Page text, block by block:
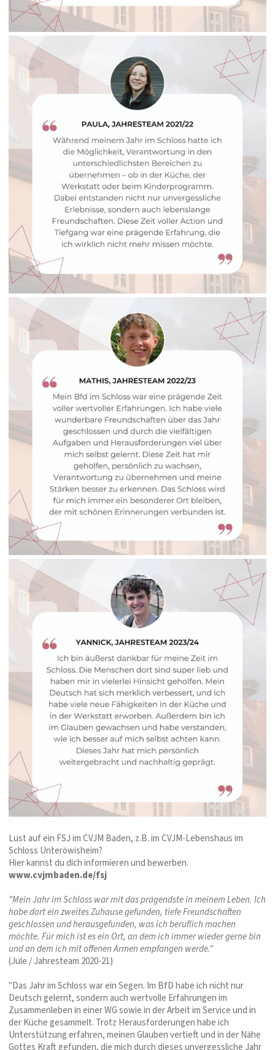
Lust auf ein FSJ im CVJM Baden, z.B. im CVJM-Lebenshaus im
Schloss Unteröwisheim?
Hier kannst du dich informieren und bewerben.
www.cvjmbaden.de/fsj
"Mein Jahr im Schloss war mit das prägendste in meinem Leben. Ich
habe dort ein zweites Zuhause gefunden, tiefe Freundschaften
geschlossen und herausgefunden, was ich beruflich machen
möchte. Für mich ist es ein Ort, an dem ich immer wieder gerne bin
und an dem ich mit offenen Armen empfangen werde."
(Jule / Jahresteam 2020-21)
"Das Jahr im Schloss war ein Segen. Im BfD habe ich nicht nur
Deutsch gelernt, sondern auch wertvolle Erfahrungen im
Zusammenleben in einer WG sowie in der Arbeit im Service und in
der Küche gesammelt. Trotz Herausforderungen habe ich
Unterstützung erfahren, meinen Glauben vertieft und in der Nähe
Gottes Kraft gefunden, die mich durch dieses unvergessliche Jahr